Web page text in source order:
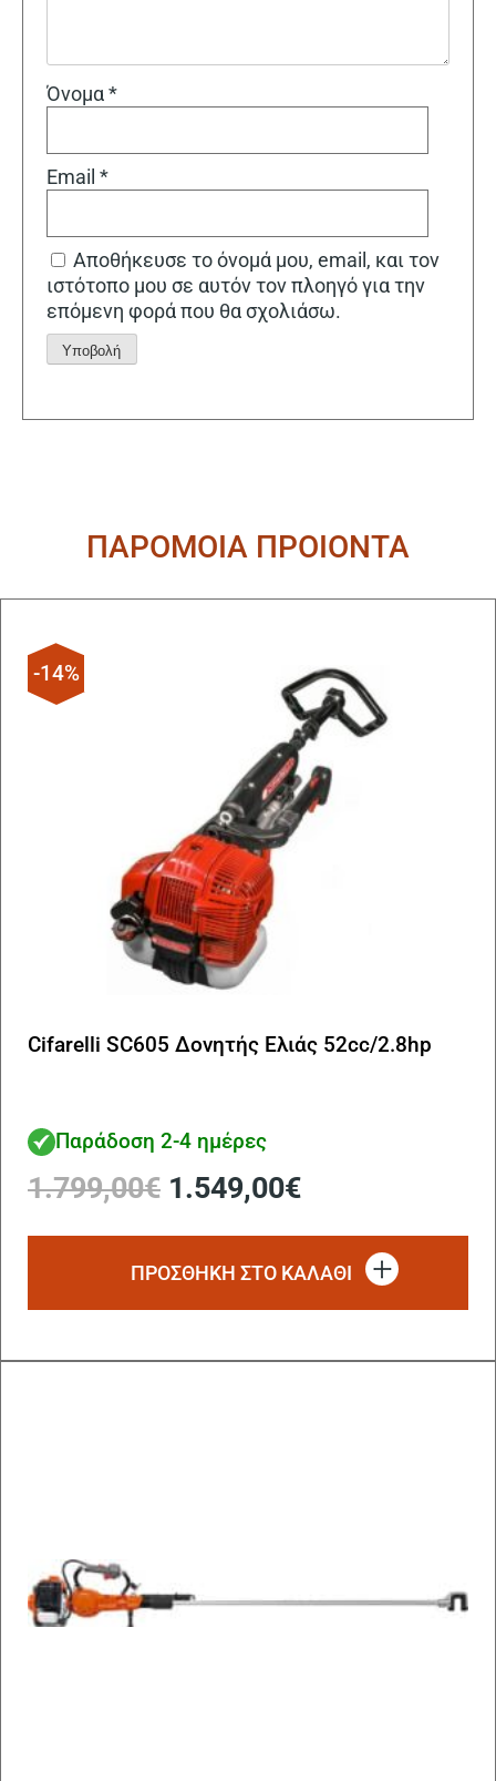
Όνομα*
Email *
Αποθήκευσε το όνομά μου, email, και τον
ιστότοπο μου σε αυτόν τον πλοηγό για την
επόμενη φορά που θα σχολιάσω.
ΠΑΡΟΜΟΙΑ ΠΡΟΙΟΝΤΑ
-14%
Cifarelli SC605 Δονητής Ελιάς 52cc/2.8hp
Παράδοση 2-4 ημέρες
1.799,00€ Original
was:
1.799,00€.
1.549,00€Η
τιμή
είναι:
1.549,00€.
ΠΡΟΣΘΗΚΗ ΣΤΟ ΚΑΛΑΘΙ